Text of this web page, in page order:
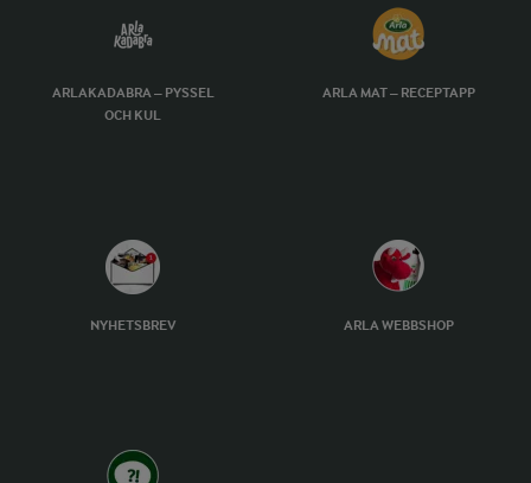
ARLAKADABRA – PYSSEL
OCH KUL
ARLA MAT – RECEPTAPP
NYHETSBREV ARLA WEBBSHOP